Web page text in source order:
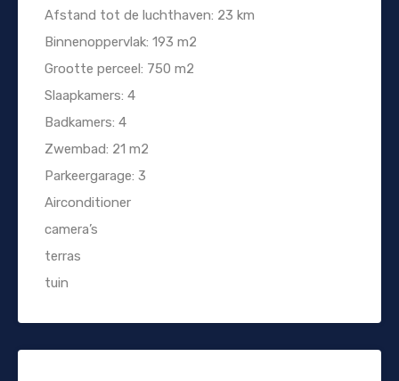
Afstand tot de luchthaven: 23 km
Binnenoppervlak: 193 m2
Grootte perceel: 750 m2
Slaapkamers: 4
Badkamers: 4
Zwembad: 21 m2
Parkeergarage: 3
Airconditioner
camera’s
terras
tuin